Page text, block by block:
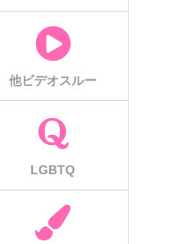
他ビデオスルー
LGBTQ